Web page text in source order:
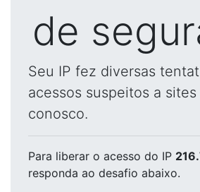
de
Seu IP fez diversas
acessos suspeitos a
conosco.
Para liberar o acesso do IP
responda ao desafio abaixo.